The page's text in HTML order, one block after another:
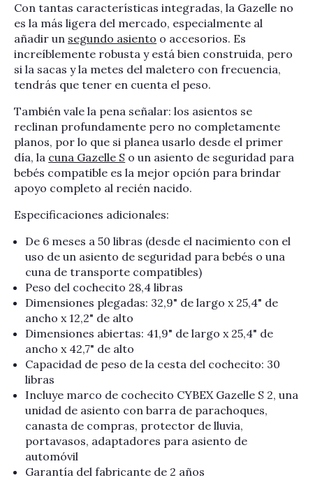
Con tantas características integradas, la Gazelle no
es la más ligera del mercado, especialmente al
añadir un segundo asiento o accesorios. Es
increíblemente robusta y está bien construida, pero
si la sacas y la metes del maletero con frecuencia,
tendrás que tener en cuenta el peso.
También vale la pena señalar: los asientos se
reclinan profundamente pero no completamente
planos, por lo que si planea usarlo desde el primer
día, la cuna Gazelle S o un asiento de seguridad para
bebés compatible es la mejor opción para brindar
apoyo completo al recién nacido.
Especificaciones adicionales:
De 6 meses a 50 libras (desde el nacimiento con el
uso de un asiento de seguridad para bebés o una
cuna de transporte compatibles)
Peso del cochecito 28,4 libras
Dimensiones plegadas: 32,9" de largo x 25,4" de
ancho x 12,2" de alto
Dimensiones abiertas: 41,9" de largo x 25,4" de
ancho x 42,7" de alto
Capacidad de peso de la cesta del cochecito: 30
libras
Incluye marco de cochecito CYBEX Gazelle S 2, una
unidad de asiento con barra de parachoques,
canasta de compras, protector de lluvia,
portavasos, adaptadores para asiento de
automóvil
Garantía del fabricante de 2 años